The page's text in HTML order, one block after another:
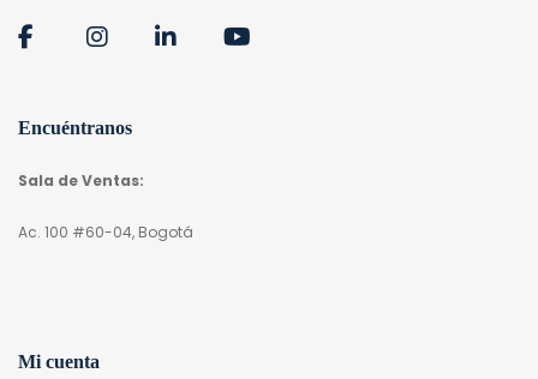
Encuéntranos
Sala de Ventas:
Ac. 100 #60-04, Bogotá
Mi cuenta